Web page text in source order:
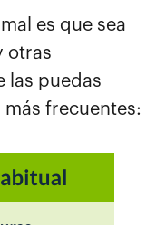
es que sea
otras
las puedas
frecuentes: